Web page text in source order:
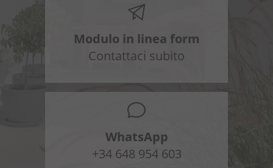
Modulo in linea form
Contattaci subito
WhatsApp
+34 648 954 603